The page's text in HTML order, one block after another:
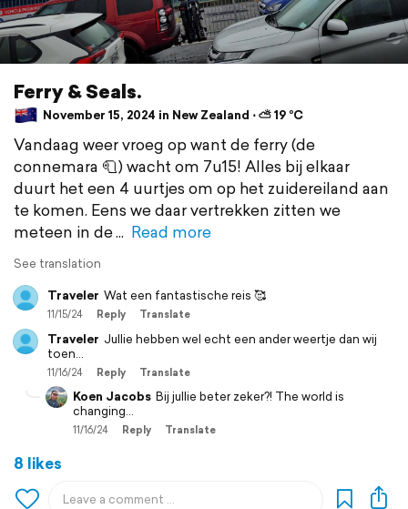
Ferry & Seals.
November 15, 2024 in New Zealand ⋅ ⛅ 19 °C
Vandaag weer vroeg op want de ferry (de
connemara 🧻) wacht om 7u15! Alles bij elkaar
duurt het een 4 uurtjes om op het zuidereiland aan
te komen. Eens we daar vertrekken zitten we
meteen in de
Read more
See translation
Traveler Wat een fantastische reis 🥰
11/15/24 Reply Translate
Traveler Jullie hebben wel echt een ander weertje dan wij
toen...
11/16/24 Reply Translate
Koen Jacobs Bij jullie beter zeker?! The world is
changing...
11/16/24 Reply Translate
8 likes